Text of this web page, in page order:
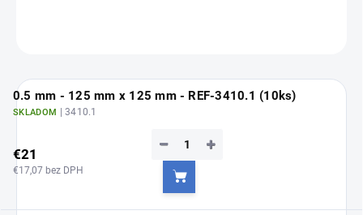
0.5 mm - 125 mm x 125 mm - REF-3410.1 (10ks)
SKLADOM | 3410.1
€21
€17,07 bez DPH
+
−
Do košíka